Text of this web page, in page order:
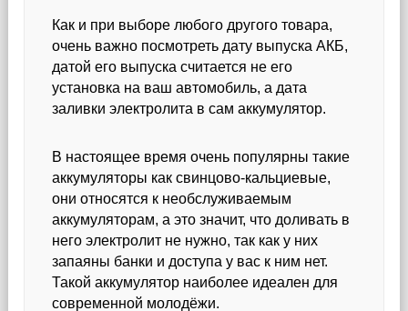
Как и при выборе любого другого товара,
очень важно посмотреть дату выпуска АКБ,
датой его выпуска считается не его
установка на ваш автомобиль, а дата
заливки электролита в сам аккумулятор.
В настоящее время очень популярны такие
аккумуляторы как свинцово-кальциевые,
они относятся к необслуживаемым
аккумуляторам, а это значит, что доливать в
него электролит не нужно, так как у них
запаяны банки и доступа у вас к ним нет.
Такой аккумулятор наиболее идеален для
современной молодёжи.